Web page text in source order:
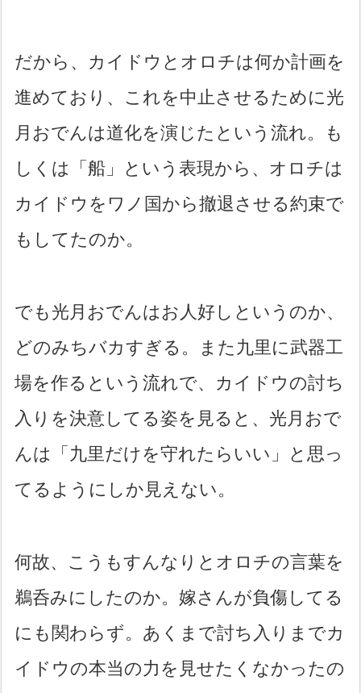
だから、カイドウとオロチは何か計画を
進めており、これを中止させるために光
月おでんは道化を演じたという流れ。も
しくは「船」という表現から、オロチは
カイドウをワノ国から撤退させる約束で
もしてたのか。
でも光月おでんはお人好しというのか、
どのみちバカすぎる。また九里に武器工
場を作るという流れで、カイドウの討ち
入りを決意してる姿を見ると、光月おで
んは「九里だけを守れたらいい」と思っ
てるようにしか見えない。
何故、こうもすんなりとオロチの言葉を
鵜呑みにしたのか。嫁さんが負傷してる
にも関わらず。あくまで討ち入りまでカ
イドウの本当の力を見せたくなかったの